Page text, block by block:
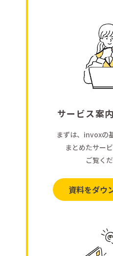
サービス案
まずは、invoxの
まとめたサー
ご覧くだ
資料をダウ